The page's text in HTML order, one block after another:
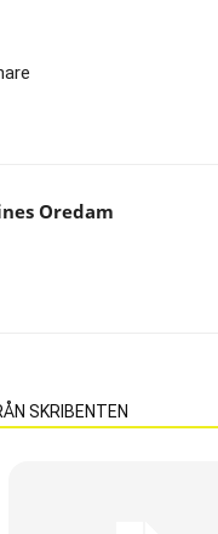
Oredam
SKRIBENTEN